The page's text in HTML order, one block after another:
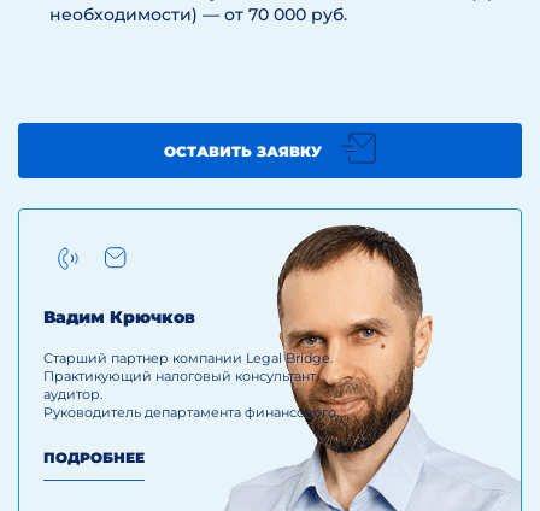
необходимости) — от 70 000 руб.
ОСТАВИТЬ ЗАЯВКУ
Вадим Крючков
Старший партнер компании Legal Bridge.
Практикующий налоговый консультант,
аудитор.
Руководитель департамента финансового
ПОДРОБНЕЕ